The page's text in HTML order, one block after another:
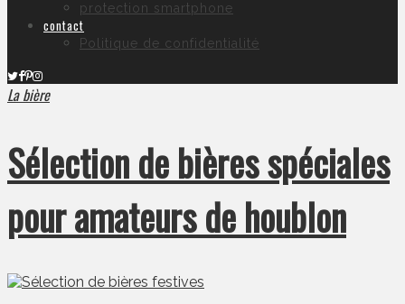
protection smartphone
contact
Politique de confidentialité
La bière
Sélection de bières spéciales
pour amateurs de houblon